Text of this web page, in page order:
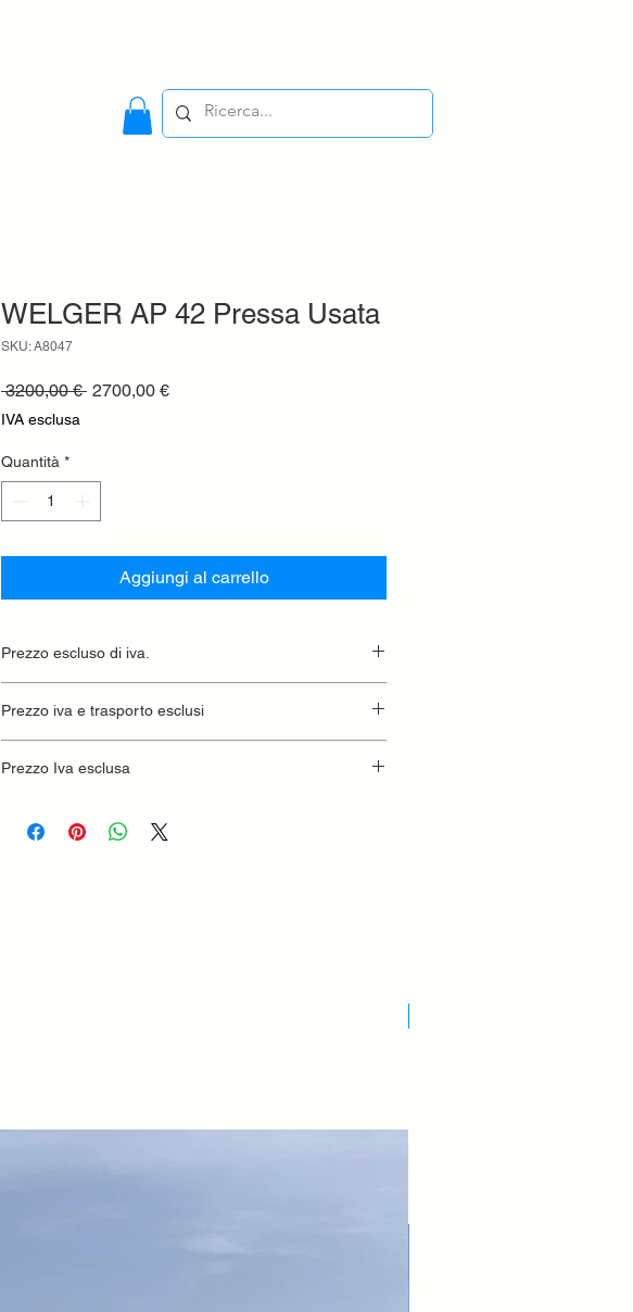
WELGER AP 42 Pressa Usata
SKU: A8047
3200,00 € Prezzo
2700,00 €Prezzo
IVA esclusa
Quantità *
Aggiungi al carrello
Prezzo escluso di iva.
Prezzo iva e trasporto esclusi
Prezzo Iva esclusa